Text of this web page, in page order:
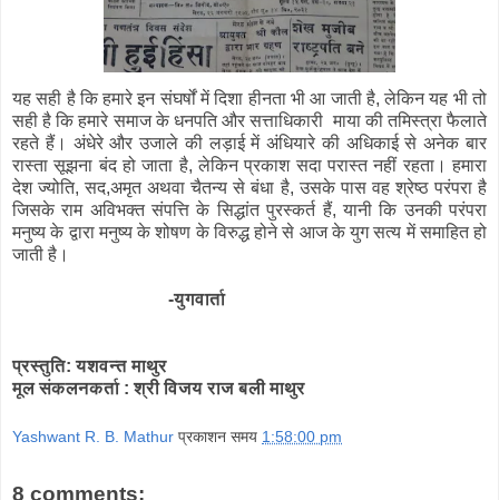
यह सही है कि हमारे इन संघर्षों में दिशा हीनता भी आ जाती है, लेकिन यह भी तो
सही है कि हमारे समाज के धनपति और सत्ताधिकारी माया की तमिस्त्रा फैलाते
रहते हैं। अंधेरे और उजाले की लड़ाई में अंधियारे की अधिकाई से अनेक बार
रास्ता सूझना बंद हो जाता है, लेकिन प्रकाश सदा परास्त नहीं रहता। हमारा
देश ज्योति, सद,अमृत अथवा चैतन्य से बंधा है, उसके पास वह श्रेष्ठ परंपरा है
जिसके राम अविभक्त संपत्ति के सिद्धांत पुरस्कर्त हैं, यानी कि उनकी परंपरा
मनुष्य के द्वारा मनुष्य के शोषण के विरुद्ध होने से आज के युग सत्य में समाहित हो
जाती है।
-युगवार्ता
प्रस्तुति: यशवन्त माथुर
मूल संकलनकर्ता : श्री विजय राज बली माथुर
Yashwant R. B. Mathur प्रकाशन समय 1:58:00 pm
8 comments: